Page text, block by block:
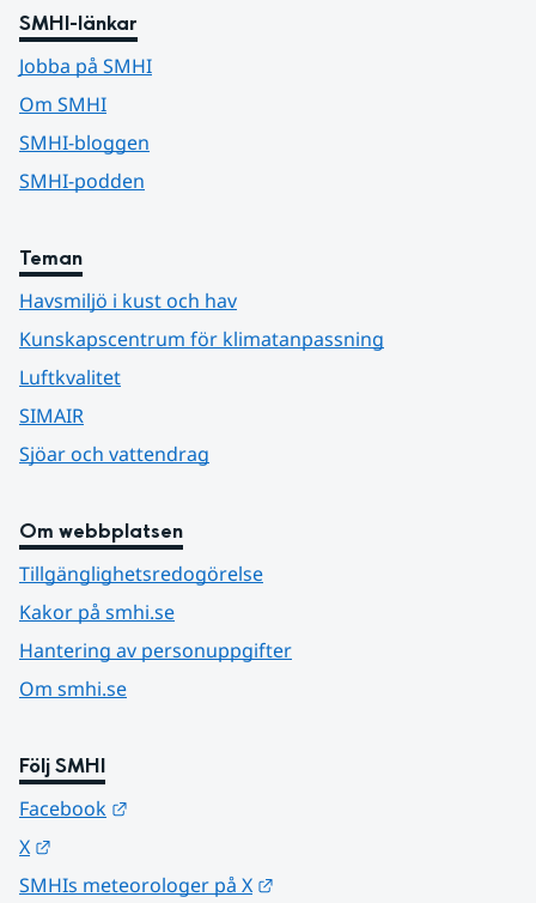
SMHI-länkar
Jobba på SMHI
Om SMHI
SMHI-bloggen
SMHI-podden
Teman
Havsmiljö i kust och hav
Kunskapscentrum för klimatanpassning
Luftkvalitet
SIMAIR
Sjöar och vattendrag
Om webbplatsen
Tillgänglighetsredogörelse
Kakor på smhi.se
Hantering av personuppgifter
Om smhi.se
Följ SMHI
Facebook
X
SMHIs meteorologer på X